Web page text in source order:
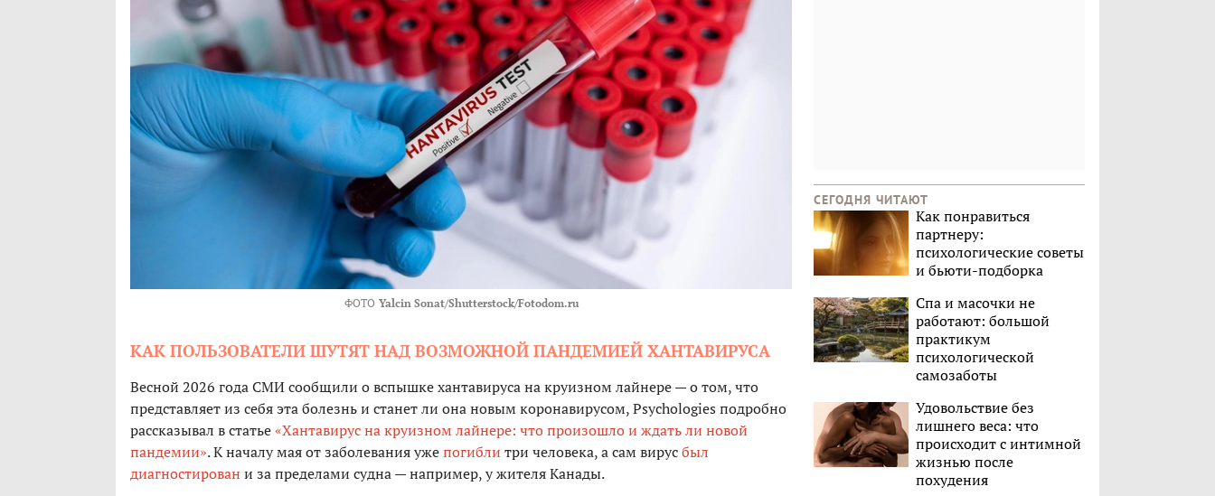
ФОТО Yalcin Sonat/Shutterstock/Fotodom.ru
КАК ПОЛЬЗОВАТЕЛИ ШУТЯТ НАД ВОЗМОЖНОЙ ПАНДЕМИЕЙ ХАНТАВИРУСА
Весной 2026 года СМИ сообщили о вспышке хантавируса на круизном лайнере — о том, что
представляет из себя эта болезнь и станет ли она новым коронавирусом, Psychologies подробно
рассказывал в статье«Хантавирус на круизном лайнере: что произошло и ждать ли новой
пандемии». К началу мая от заболевания ужепогибли три человека, а сам вирусбыл
диагностирован и за пределами судна — например, у жителя Канады.
СЕГОДНЯ ЧИТАЮТ
Как понравиться
партнеру:
психологические советы
и бьюти-подборка
Спа и масочки не
работают: большой
практикум
психологической
самозаботы
Удовольствие без
лишнего веса: что
происходит с интимной
жизнью после
похудения